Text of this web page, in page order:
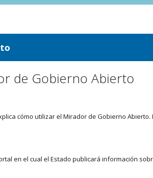
de Gobierno Abierto
cómo utilizar el Mirador de Gobierno
en el cual el Estado publicará información